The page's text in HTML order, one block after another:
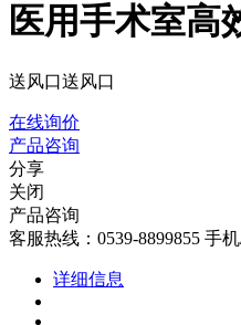
医用手术室高
送风口送风口
在线询价
产品咨询
分享
关闭
产品咨询
客服热线：0539-8899855 手
详细信息